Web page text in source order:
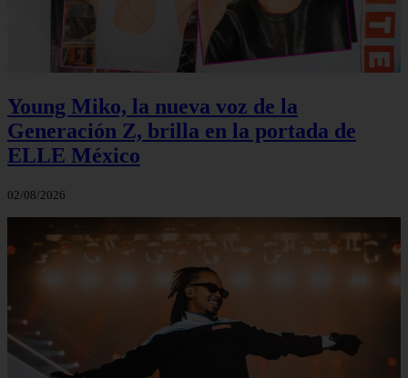
Young Miko, la nueva voz de la
Generación Z, brilla en la portada de
ELLE México
02/08/2026